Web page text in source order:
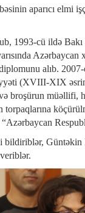
aparıcı
1993-cü ildə
alıb.
(XVIII-XIX
broşürun müəllifi,